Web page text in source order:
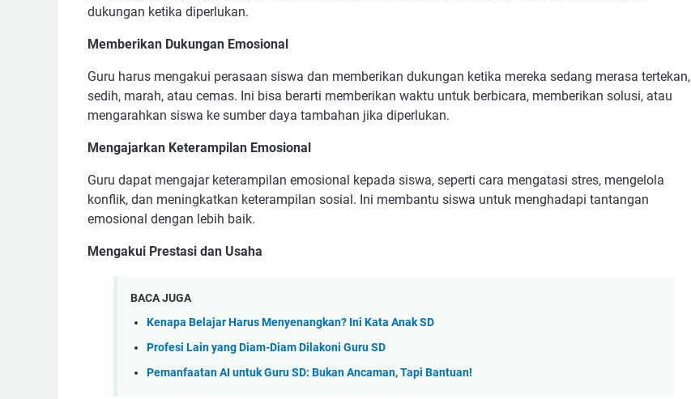
dukungan ketika diperlukan.
Memberikan Dukungan Emosional
Guru harus mengakui perasaan siswa dan memberikan dukungan ketika mereka sedang merasa tertekan,
sedih, marah, atau cemas. Ini bisa berarti memberikan waktu untuk berbicara, memberikan solusi, atau
mengarahkan siswa ke sumber daya tambahan jika diperlukan.
Mengajarkan Keterampilan Emosional
Guru dapat mengajar keterampilan emosional kepada siswa, seperti cara mengatasi stres, mengelola
konflik, dan meningkatkan keterampilan sosial. Ini membantu siswa untuk menghadapi tantangan
emosional dengan lebih baik.
Mengakui Prestasi dan Usaha
BACA JUGA
Kenapa Belajar Harus Menyenangkan? Ini Kata Anak SD
Profesi Lain yang Diam-Diam Dilakoni Guru SD
Pemanfaatan AI untuk Guru SD: Bukan Ancaman, Tapi Bantuan!